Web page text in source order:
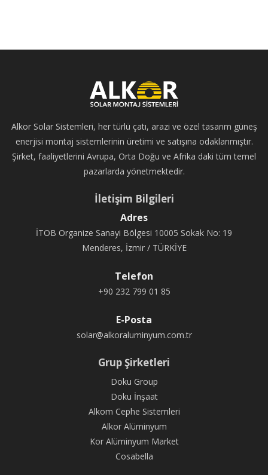
Alkor Solar Sistemleri, her türlü çatı, arazi ve özel tasarım güneş
enerjisi montaj sistemlerinin üretimi ve satışına odaklanmıştır.
Şirket, faaliyetlerini Avrupa, Orta Doğu ve Afrika daki tüm temel
pazarlarda yönetmektedir.
İletişim Bilgileri
Adres
İTOB Organize Sanayi Bölgesi 10005 Sokak No: 19
Menderes, İzmir / TÜRKİYE
Telefon
+90 232 799 01 85
E-Posta
solar@alkoraluminyum.com.tr
Grup Şirketleri
Doku Group
Doku İnşaat
Alkom Cephe Sistemleri
Alkor Alüminyum
Kor Alüminyum Market
Cosabella